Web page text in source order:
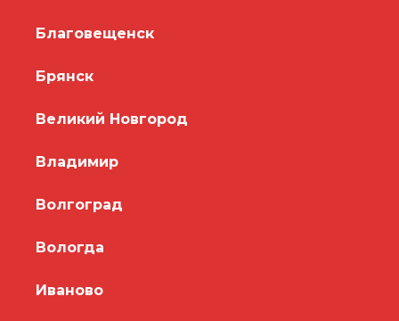
Благовещенск
Брянск
Великий Новгород
Владимир
Волгоград
Вологда
Иваново